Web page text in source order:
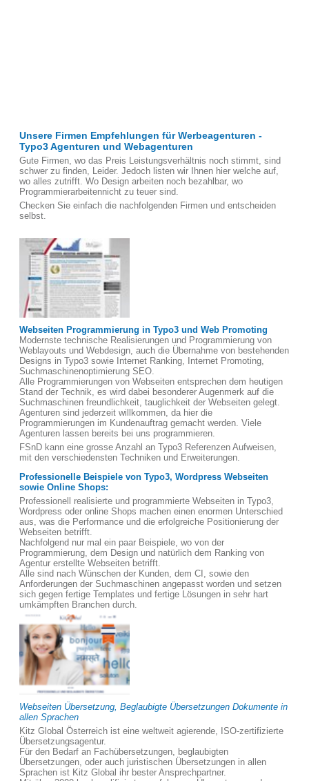
Unsere Firmen Empfehlungen für Werbeagenturen -
Typo3 Agenturen und Webagenturen
Gute Firmen, wo das Preis Leistungsverhältnis noch stimmt, sind
schwer zu finden, Leider. Jedoch listen wir Ihnen hier welche auf,
wo alles zutrifft. Wo Design arbeiten noch bezahlbar, wo
Programmierarbeitennicht zu teuer sind.
Checken Sie einfach die nachfolgenden Firmen und entscheiden
selbst.
Webseiten Programmierung in Typo3 und Web Promoting
Modernste technische Realisierungen und Programmierung von
Weblayouts und Webdesign, auch die Übernahme von bestehenden
Designs in Typo3 sowie Internet Ranking, Internet Promoting,
Suchmaschinenoptimierung SEO.
Alle Programmierungen von Webseiten entsprechen dem heutigen
Stand der Technik, es wird dabei besonderer Augenmerk auf die
Suchmaschinen freundlichkeit, tauglichkeit der Webseiten gelegt.
Agenturen sind jederzeit willkommen, da hier die
Programmierungen im Kundenauftrag gemacht werden. Viele
Agenturen lassen bereits bei uns programmieren.
FSnD kann eine grosse Anzahl an Typo3 Referenzen Aufweisen,
mit den verschiedensten Techniken und Erweiterungen.
Professionelle Beispiele von Typo3, Wordpress Webseiten
sowie Online Shops:
Professionell realisierte und programmierte Webseiten in Typo3,
Wordpress oder online Shops machen einen enormen Unterschied
aus, was die Performance und die erfolgreiche Positionierung der
Webseiten betrifft.
Nachfolgend nur mal ein paar Beispiele, wo von der
Programmierung, dem Design und natürlich dem Ranking von
Agentur erstellte Webseiten betrifft.
Alle sind nach Wünschen der Kunden, dem CI, sowie den
Anforderungen der Suchmaschinen angepasst worden und setzen
sich gegen fertige Templates und fertige Lösungen in sehr hart
umkämpften Branchen durch.
Webseiten Übersetzung, Beglaubigte Übersetzungen Dokumente in
allen Sprachen
Kitz Global Österreich ist eine weltweit agierende, ISO-zertifizierte
Übersetzungsagentur.
Für den Bedarf an Fachübersetzungen, beglaubigten
Übersetzungen, oder auch juristischen Übersetzungen in allen
Sprachen ist Kitz Global ihr bester Ansprechpartner.